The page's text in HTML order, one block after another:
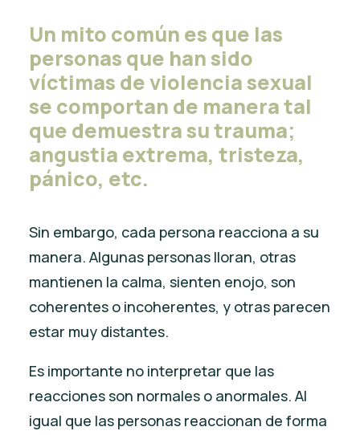
Un mito común es que las
personas que han sido
víctimas de violencia sexual
se comportan de manera tal
que demuestra su trauma;
angustia extrema, tristeza,
pánico, etc.
Sin embargo, cada persona reacciona a su
manera. Algunas personas lloran, otras
mantienen la calma, sienten enojo, son
coherentes o incoherentes, y otras parecen
estar muy distantes.
Es importante no interpretar que las
reacciones son normales o anormales. Al
igual que las personas reaccionan de forma